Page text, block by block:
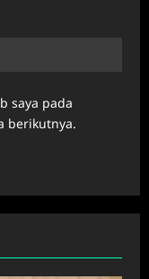
saya pada
berikutnya.